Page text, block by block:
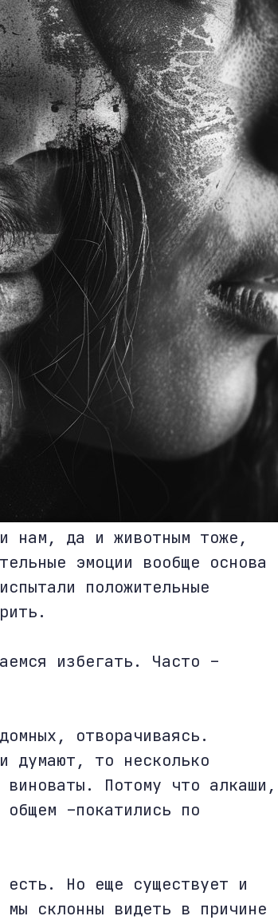
нам, да и животным тоже,
эмоции вообще основа
положительные
избегать. Часто –
отворачиваясь.
думают, то несколько
Потому что алкаши,
–покатились по
Но еще существует и
мы склонны видеть в причине